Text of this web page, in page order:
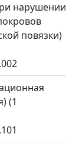
нарушении
повязки)
(1